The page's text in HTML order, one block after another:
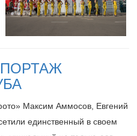
Максим Аммосов, Евгений
единственный в своем